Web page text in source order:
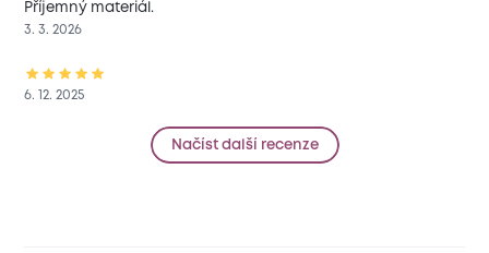
Příjemný materiál.
3. 3. 2026
6. 12. 2025
Načíst další recenze